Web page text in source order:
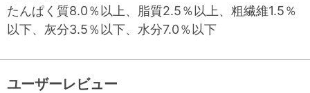
たんぱく質8.0％以上、脂質2.5％以上、粗繊維1.5％
以下、灰分3.5％以下、水分7.0％以下
ユーザーレビュー